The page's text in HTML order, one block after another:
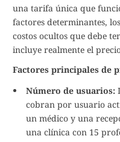
una tarifa única que
factores determinantes,
costos ocultos que debe
incluye realmente el
Factores principales de
Número de usuarios:
cobran por usuario
un médico y una
una clínica con 15